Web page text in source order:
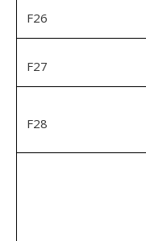
F26
F27
F28